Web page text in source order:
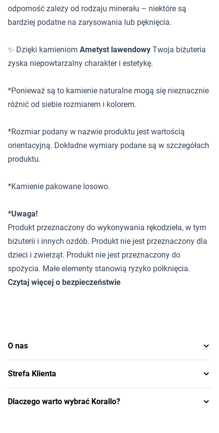
odporność zależy od rodzaju minerału – niektóre są
bardziej podatne na zarysowania lub pęknięcia.
✨ Dzięki kamieniom Ametyst lawendowy Twoja biżuteria
zyska niepowtarzalny charakter i estetykę.
*Ponieważ są to kamienie naturalne mogą się nieznacznie
różnić od siebie rozmiarem i kolorem.
*Rozmiar podany w nazwie produktu jest wartością
orientacyjną. Dokładne wymiary podane są w szczegółach
produktu.
*Kamienie pakowane losowo.
*Uwaga!
Produkt przeznaczony do wykonywania rękodzieła, w tym
biżuterii i innych ozdób. Produkt nie jest przeznaczony dla
dzieci i zwierząt. Produkt nie jest przeznaczony do
spożycia. Małe elementy stanowią ryzyko połknięcia.
Czytaj więcej o bezpieczeństwie
O nas
Strefa Klienta
Dlaczego warto wybrać Korallo?